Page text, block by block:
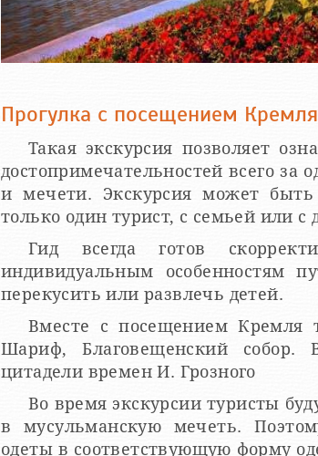
Прогулка с посещением Кремля
Такая экскурсия позволяет
достопримечательностей всего
и мечети. Экскурсия может
только один турист, с семьей или с
Гид всегда готов
индивидуальным особенностям
перекусить или развлечь детей.
Вместе с посещением Кремля
Шариф, Благовещенский собор.
цитадели времен И. Грозного
Во время экскурсии туристы
в мусульманскую мечеть.
одеты в соответствующую форму